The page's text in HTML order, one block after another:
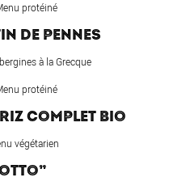
protéiné
DE PENNES
à la Grecque
protéiné
COMPLET BIO
végétarien